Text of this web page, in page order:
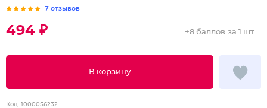
7 отзывов
494 ₽
В корзину
+8 баллов за 1 шт.
Код: 1000056232